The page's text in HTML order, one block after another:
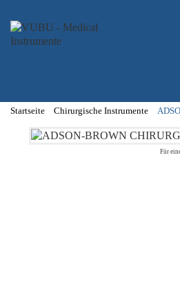
Startseite Chirurgische Instrumente
Für